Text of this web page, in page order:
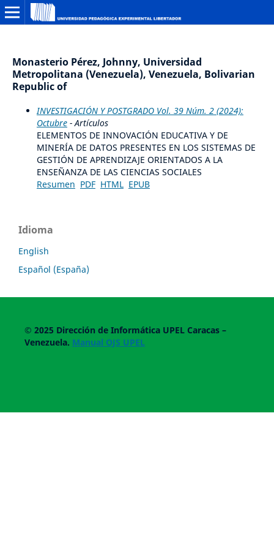
Monasterio Pérez, Johnny, Universidad
Metropolitana (Venezuela), Venezuela, Bolivarian
Republic of
INVESTIGACIÓN Y POSTGRADO Vol. 39 Núm. 2 (2024):
Octubre- Artículos
ELEMENTOS DE INNOVACIÓN EDUCATIVA Y DE
MINERÍA DE DATOS PRESENTES EN LOS SISTEMAS DE
GESTIÓN DE APRENDIZAJE ORIENTADOS A LA
ENSEÑANZA DE LAS CIENCIAS SOCIALES
Resumen PDF HTML EPUB
Idioma
English
Español (España)
© 2025 Dirección de Informática UPEL Caracas –
Venezuela. Manual OJS UPEL